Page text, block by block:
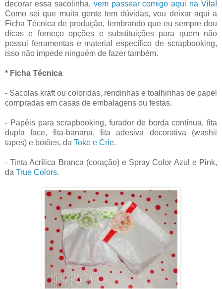
decorar essa sacolinha, vem passear comigo aqui na Vila!
Como sei que muita gente tem dúvidas, vou deixar aqui a
Ficha Técnica de produção, lembrando que eu sempre dou
dicas e forneço opções e substituições para quem não
possui ferramentas e material específico de scrapbooking,
isso não impede ninguém de fazer também.
* Ficha Técnica
- Sacolas kraft ou coloridas, rendinhas e toalhinhas de papel
compradas em casas de embalagens ou festas.
- Papéis para scrapbooking, furador de borda contínua, fita
dupla face, fita-banana, fita adesiva decorativa (washii
tapes) e botões, da Toke e Crie.
- Tinta Acrílica Branca (coração) e Spray Color Azul e Pink,
da True Colors.